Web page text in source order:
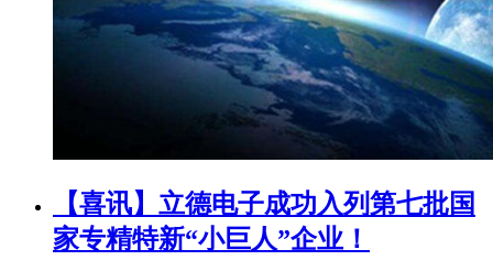
【喜讯】立德电子成功入列第七批国
家专精特新“小巨人”企业！